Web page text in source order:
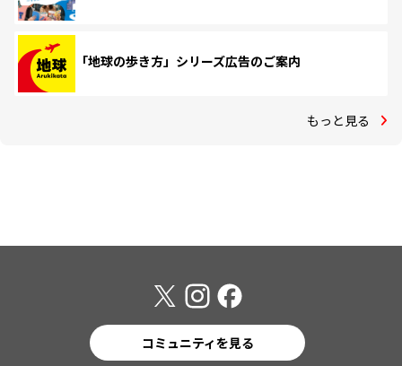
「地球の歩き方」シリーズ広告のご案内
もっと見る
コミュニティを見る